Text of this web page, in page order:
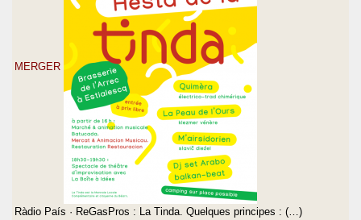
MERGER
Ràdio País · ReGasPros : La Tinda. Quelques principes : (…)